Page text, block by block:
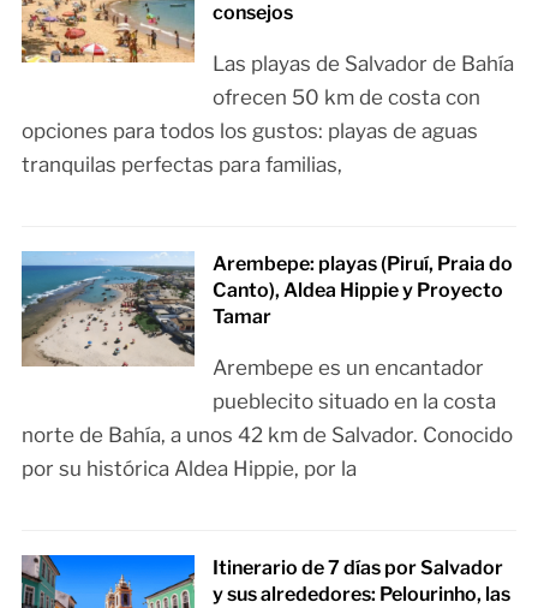
consejos
Las playas de Salvador de Bahía
ofrecen 50 km de costa con
opciones para todos los gustos: playas de aguas
tranquilas perfectas para familias,
Arembepe: playas (Piruí, Praia do
Canto), Aldea Hippie y Proyecto
Tamar
Arembepe es un encantador
pueblecito situado en la costa
norte de Bahía, a unos 42 km de Salvador. Conocido
por su histórica Aldea Hippie, por la
Itinerario de 7 días por Salvador
y sus alrededores: Pelourinho, las